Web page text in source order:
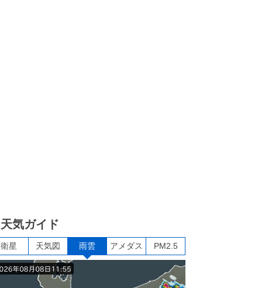
天気ガイド
衛星 天気図 雨雲 アメダス PM2.5